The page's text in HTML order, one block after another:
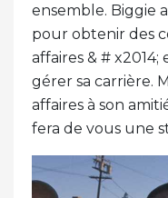
ensemble. Biggie
pour obtenir des
affaires & #
gérer sa carrière.
affaires à son
fera de vous une